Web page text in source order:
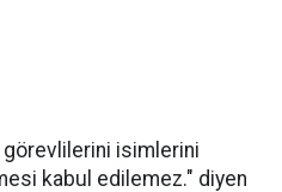
isimlerini
kabul edilemez." diyen